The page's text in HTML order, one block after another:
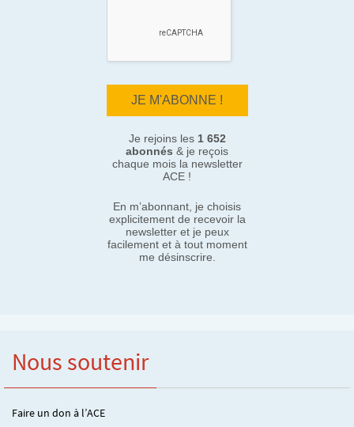
Je rejoins les 1 652
abonnés & je reçois
chaque mois la newsletter
ACE !
En m’abonnant, je choisis
explicitement de recevoir la
newsletter et je peux
facilement et à tout moment
me désinscrire.
Nous soutenir
Faire un don à l’ACE